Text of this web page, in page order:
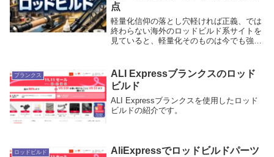
点
軽量化信仰の落とし穴軽ければ正義、では
終わらない海外のロッドビルド系サイトを
見ていると、軽量化そのものは今でも強く
「軽いロッドはより反応が良い」と...
ブランクス
ALI Expressブランクスのロッド
ビルド
ALI Expressブランクスを使用したロッド
ビルドの紹介です。
ロッドビルド
AliExpressでロッドビルドパーツ